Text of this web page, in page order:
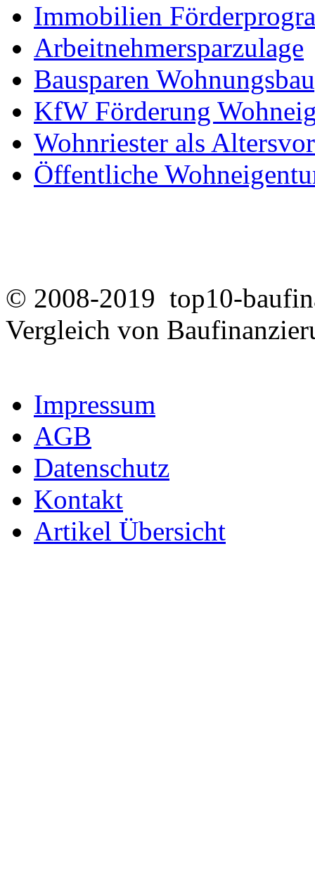
Immobilien
Arbeitnehmersparzulage
Bausparen
KfW Förderung
Wohnriester als
Öffentliche
© 2008-2019 top10-
Vergleich von
Impressum
AGB
Datenschutz
Kontakt
Artikel Übersicht